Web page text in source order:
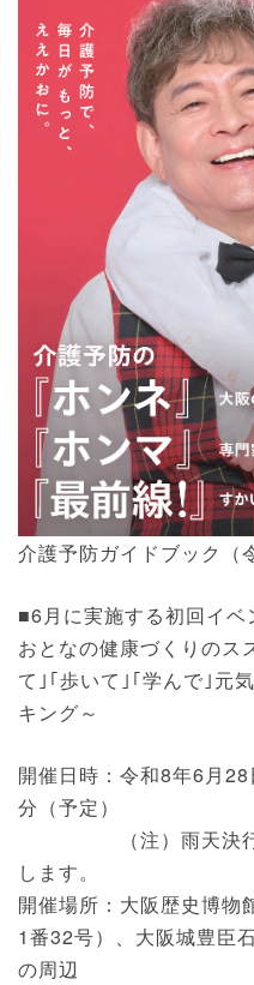
介護予防ガイドブック（
■6月に実施する初回イベ
おとなの健康づくりのス
て｣｢歩いて｣｢学んで｣元
キング～
開催日時：令和8年6月
分（予定）
（注）雨天決行。
します。
開催場所：大阪歴史博物
1番32号）、大阪城豊臣
の周辺